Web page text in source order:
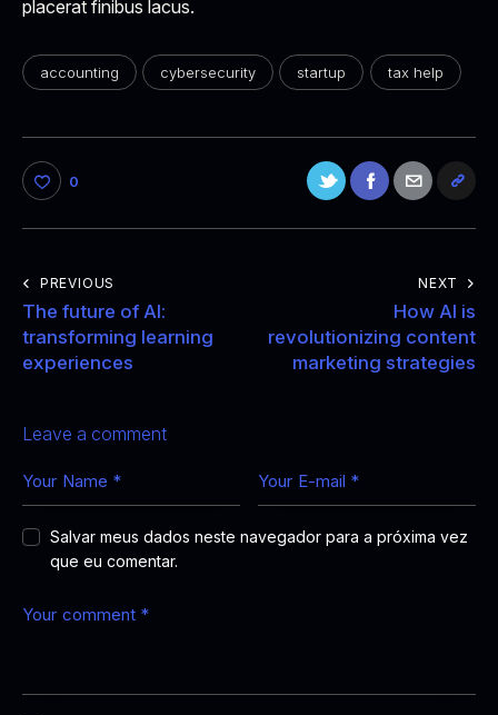
placerat finibus lacus.
accounting cybersecurity startup tax help
0
PREVIOUS
The future of AI:
transforming learning
experiences
NEXT
How AI is
revolutionizing content
marketing strategies
Leave a comment
Salvar meus dados neste navegador para a próxima vez
que eu comentar.